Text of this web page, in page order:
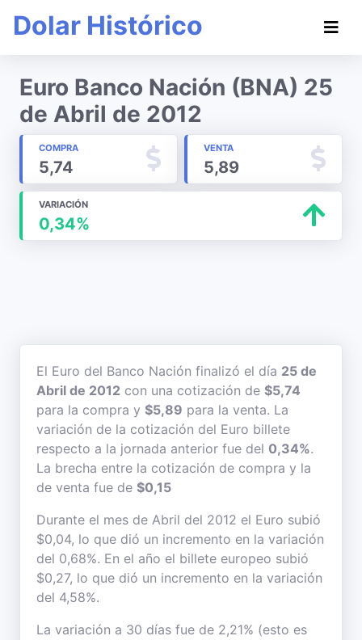
Dolar Histórico
Euro Banco Nación (BNA) 25
de Abril de 2012
COMPRA
5,74
VENTA
5,89
VARIACIÓN
0,34%
El Euro del Banco Nación finalizó el día 25 de
Abril de 2012 con una cotización de $5,74
para la compra y $5,89 para la venta. La
variación de la cotización del Euro billete
respecto a la jornada anterior fue del 0,34%.
La brecha entre la cotización de compra y la
de venta fue de $0,15
Durante el mes de Abril del 2012 el Euro subió
$0,04, lo que dió un incremento en la variación
del 0,68%. En el año el billete europeo subió
$0,27, lo que dió un incremento en la variación
del 4,58%.
La variación a 30 días fue de 2,21% (esto es